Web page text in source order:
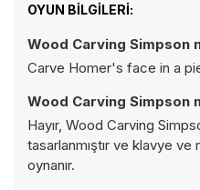
OYUN BILGILERI:
Wood Carving Simpson
Carve Homer's face in a
Wood Carving Simpson
Hayır, Wood Carving
tasarlanmıştır ve klavye
oynanır.